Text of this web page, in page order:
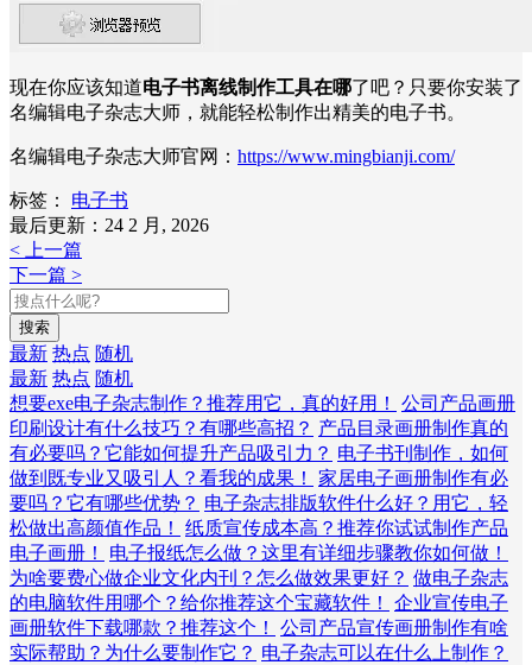
现在你应该知道电子书离线制作工具在哪了吧？只要你安装了
名编辑电子杂志大师，就能轻松制作出精美的电子书。
名编辑电子杂志大师官网： https://www.mingbianji.com/
标签：
电子书
最后更新：24 2 月, 2026
< 上一篇
下一篇 >
搜索
最新 热点 随机
最新 热点 随机
想要exe电子杂志制作？推荐用它，真的好用！
公司产品画册
印刷设计有什么技巧？有哪些高招？ 产品目录画册制作真的
有必要吗？它能如何提升产品吸引力？ 电子书刊制作，如何
做到既专业又吸引人？看我的成果！
家居电子画册制作有必
要吗？它有哪些优势？ 电子杂志排版软件什么好？用它，轻
松做出高颜值作品！
纸质宣传成本高？推荐你试试制作产品
电子画册！
电子报纸怎么做？这里有详细步骤教你如何做！
为啥要费心做企业文化内刊？怎么做效果更好？ 做电子杂志
的电脑软件用哪个？给你推荐这个宝藏软件！
企业宣传电子
画册软件下载哪款？推荐这个！
公司产品宣传画册制作有啥
实际帮助？为什么要制作它？ 电子杂志可以在什么上制作？